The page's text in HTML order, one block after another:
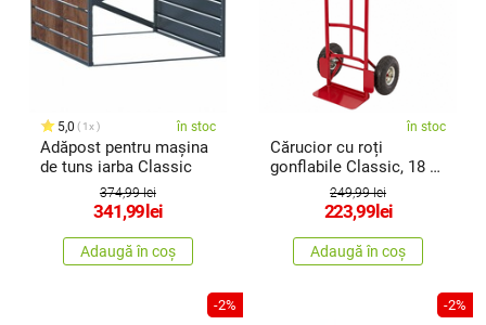
5,0 1x în stoc
Adăpost pentru mașina
de tuns iarba Classic
374,99 lei
341,99 lei
Adaugă în coș
în stoc
Cărucior cu roți
gonflabile Classic, 18 x
36 x 113cm249,99 lei
223,99 lei
Adaugă în coș
-2% -2%